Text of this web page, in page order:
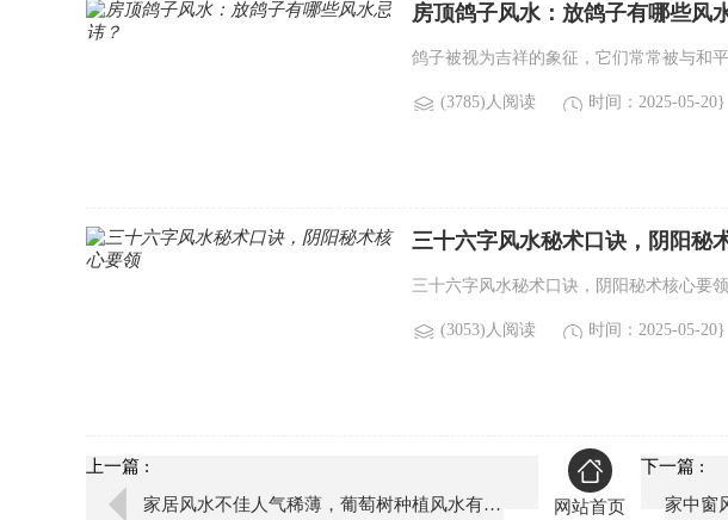
房顶鸽子风水：放鸽子有哪些风
鸽子被视为吉祥的象征，它们常常被与和
(3785)人阅读 时间：2025-05-20}
三十六字风水秘术口诀，阴阳秘
三十六字风水秘术口诀，阴阳秘术核心要
(3053)人阅读 时间：2025-05-20}
上一篇 :
家居风水不佳人气稀薄，葡萄树种植风水有讲究
网站首页
下一篇 :
家中窗